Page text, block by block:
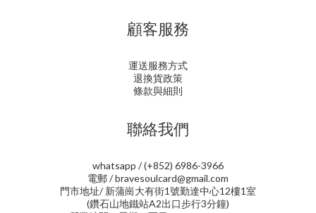
顧客服務
運送服務方式
退換貨政策
條款與細則
聯絡我們
whatsapp / (+852) 6986-3966
電郵 / bravesoulcard@gmail.com
門市地址/ 新蒲崗大有街1號勤達中心12樓1室
(鑽石山地鐵站A2出口步行3分鐘)